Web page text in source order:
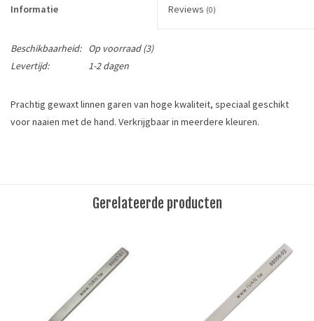
Informatie Reviews (0)
Beschikbaarheid: Op voorraad(3)
Levertijd:
1-2 dagen
Prachtig gewaxt linnen garen van hoge kwaliteit, speciaal geschikt
voor naaien met de hand. Verkrijgbaar in meerdere kleuren.
Materiaal:100% linnen
linnen garen
Gerelateerde producten